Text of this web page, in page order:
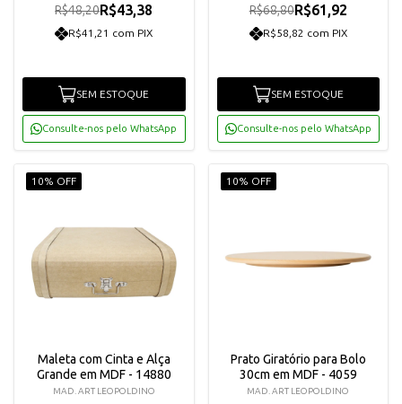
R$48,20R$43,38
R$41,21 com PIX
SEM ESTOQUE
Consulte-nos pelo WhatsApp
R$68,80R$61,92
R$58,82 com PIX
SEM ESTOQUE
Consulte-nos pelo WhatsApp
10% OFF
Maleta com Cinta e Alça
Grande em MDF - 14880
MAD. ART LEOPOLDINO
10% OFF
Prato Giratório para Bolo
30cm em MDF - 4059
MAD. ART LEOPOLDINO